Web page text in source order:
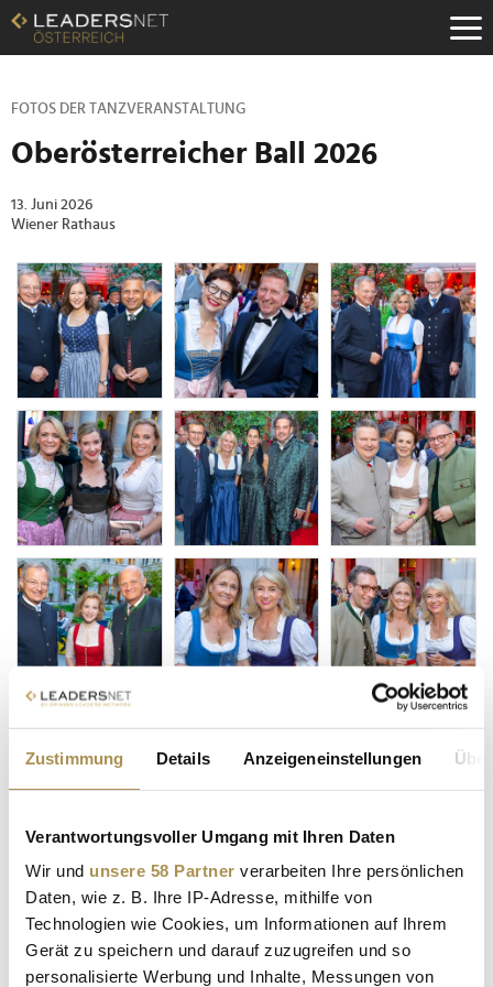
Zustimmung Details Anzeigeneinstellungen
Verantwortungsvoller Umgang mit Ihren Daten
Wir und unsere 58 Partner verarbeiten Ihre persönlichen
Daten, wie z. B. Ihre IP-Adresse, mithilfe von
Technologien wie Cookies, um Informationen auf Ihrem
Gerät zu speichern und darauf zuzugreifen und so
personalisierte Werbung und Inhalte, Messungen von
Zum
Inhalt
Zur
Navigation
Hauptnavigation
FOTOS DER TANZVERANSTALTUNG
Oberösterreicher Ball 2026
13. Juni 2026
Wiener Rathaus